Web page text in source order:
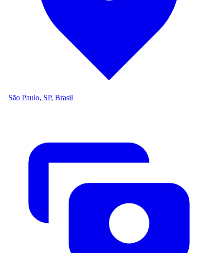
São Paulo, SP, Brasil